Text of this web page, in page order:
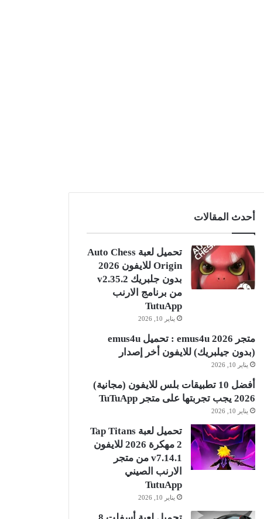
أحدث المقالات
تحميل لعبة Auto Chess
Origin للايفون 2026
بدون جلبريك v2.35.2
من برنامج الارنب
TutuApp
يناير 10, 2026
متجر emus4u 2026 : تحميل emus4u
(بدون جيلبريك) للايفون أخر إصدار
يناير 10, 2026
أفضل 10 تطبيقات بلس للايفون (مجانية)
2026 يجب تجربتها على متجر TuTuApp
يناير 10, 2026
تحميل لعبة Tap Titans
2 مهكرة 2026 للايفون
v7.14.1 من متجر
الارنب الصيني
TutuApp
يناير 10, 2026